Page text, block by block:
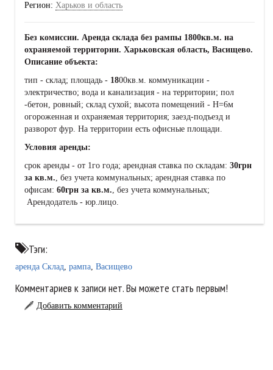
Регион: Харьков и область
Без комиссии. Аренда склада без рампы 1800кв.м. на
охраняемой территории. Харьковская область, Васищево.
Описание объекта:
тип - склад; площадь - 1800кв.м. коммуникации -
электричество; вода и канализация - на территории; пол
-бетон, ровный; склад сухой; высота помещений - Н=6м
огороженная и охраняемая территория; заезд-подъезд и
разворот фур. На территории есть офисные площади.
Условия аренды:
срок аренды - от 1го года; арендная ставка по складам: 30грн
за кв.м., без учета коммунальных; арендная ставка по
офисам: 60грн за кв.м., без учета коммунальных;
Арендодатель - юр.лицо.
Тэги:
аренда Склад, рампа, Васищево
Комментариев к записи нет. Вы можете стать первым!
Добавить комментарий